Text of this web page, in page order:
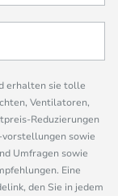
erhalten sie tolle
Ventilatoren,
Reduzierungen
sowie
Umfragen sowie
Eine
den Sie in jedem